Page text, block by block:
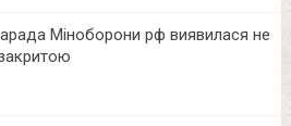
Міноборони рф виявилася не